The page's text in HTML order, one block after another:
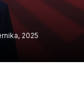
2025